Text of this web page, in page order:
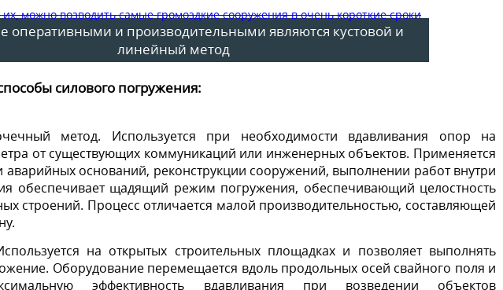
оперативными и производительными являются кустовой и
линейный метод
силового погружения:
метод. Используется при необходимости вдавливания опор на
от существующих коммуникаций или инженерных объектов. Применяется
аварийных оснований, реконструкции сооружений, выполнении работ внутри
обеспечивает щадящий режим погружения, обеспечивающий целостность
строений. Процесс отличается малой производительностью, составляющей
на открытых строительных площадках и позволяет выполнять
Оборудование перемещается вдоль продольных осей свайного поля и
эффективность вдавливания при возведении объектов